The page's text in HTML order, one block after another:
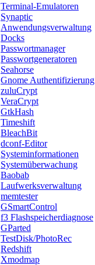
Terminal-Emulatoren
Synaptic
Anwendungsverwaltung
Docks
Passwortmanager
Passwortgeneratoren
Seahorse
Gnome Authentifizierung
zuluCrypt
VeraCrypt
GtkHash
Timeshift
BleachBit
dconf-Editor
Systeminformationen
Systemüberwachung
Baobab
Laufwerksverwaltung
memtester
GSmartControl
f3 Flashspeicherdiagnose
GParted
TestDisk/PhotoRec
Redshift
Xmodmap